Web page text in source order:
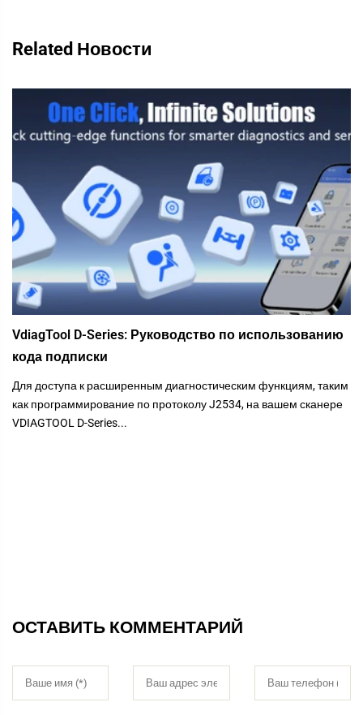
Related Новости
VdiagTool D-Series: Руководство по использованию
кода подписки
Для доступа к расширенным диагностическим функциям, таким
как программирование по протоколу J2534, на вашем сканере
VDIAGTOOL D-Series...
ОСТАВИТЬ КОММЕНТАРИЙ